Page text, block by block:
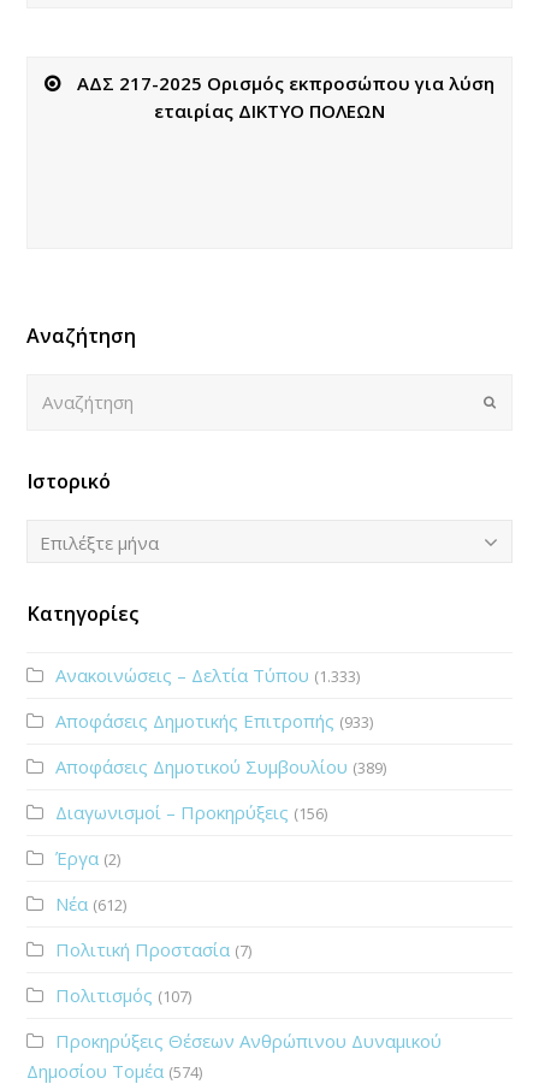
ΑΔΣ 217-2025 Ορισμός εκπροσώπου για λύση
εταιρίας ΔΙΚΤΥΟ ΠΟΛΕΩΝ
Αναζήτηση
Submit
Ιστορικό
Ιστορικό
Επιλέξτε μήνα
Κατηγορίες
Ανακοινώσεις – Δελτία Τύπου (1.333)
Αποφάσεις Δημοτικής Επιτροπής (933)
Αποφάσεις Δημοτικού Συμβουλίου (389)
Διαγωνισμοί – Προκηρύξεις (156)
Έργα (2)
Νέα (612)
Πολιτική Προστασία (7)
Πολιτισμός (107)
Προκηρύξεις Θέσεων Ανθρώπινου Δυναμικού
Δημοσίου Τομέα (574)